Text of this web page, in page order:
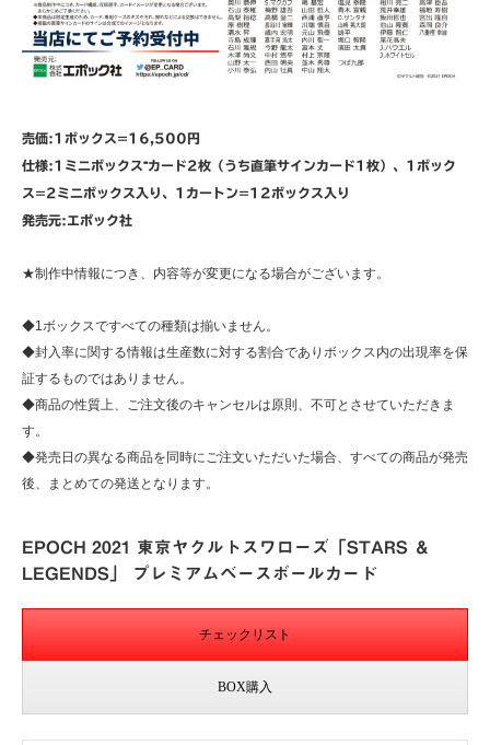
売価:1ボックス=16,500円
仕様:1ミニボックス⁼カード2枚（うち直筆サインカード1枚）、1ボック
ス=2ミニボックス入り、1カートン=12ボックス入り
発売元:エポック社
★制作中情報につき、内容等が変更になる場合がございます。
◆1ボックスですべての種類は揃いません。
◆封入率に関する情報は生産数に対する割合でありボックス内の出現率を保
証するものではありません。
◆商品の性質上、ご注文後のキャンセルは原則、不可とさせていただきま
す。
◆発売日の異なる商品を同時にご注文いただいた場合、すべての商品が発売
後、まとめての発送となります。
EPOCH 2021 東京ヤクルトスワローズ「STARS ＆
LEGENDS」 プレミアムベースボールカード
チェックリスト
BOX購入